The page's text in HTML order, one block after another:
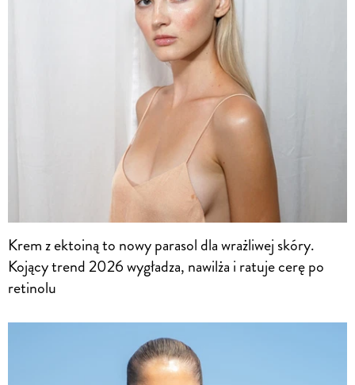
Krem z ektoiną to nowy parasol dla wrażliwej skóry.
Kojący trend 2026 wygładza, nawilża i ratuje cerę po
retinolu